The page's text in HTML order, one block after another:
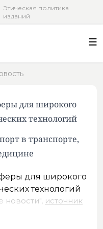
Этическая политика
изданий
для широкого
технологий
в транспорте,
новости", источник